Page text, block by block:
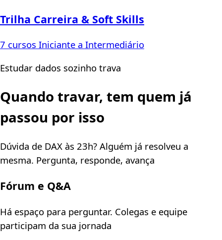
Trilha Carreira & Soft Skills
7 cursos Iniciante a Intermediário
Estudar dados sozinho trava
Quando travar, tem quem já
passou por isso
Dúvida de DAX às 23h? Alguém já resolveu a
mesma. Pergunta, responde, avança
Fórum e Q&A
Há espaço para perguntar. Colegas e equipe
participam da sua jornada